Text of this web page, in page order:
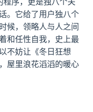
。它给了用户独八个
候，领略人与人之间
和任性自我，史上最
不妨让《冬日狂想
屋里浪花滔滔​​的暖心